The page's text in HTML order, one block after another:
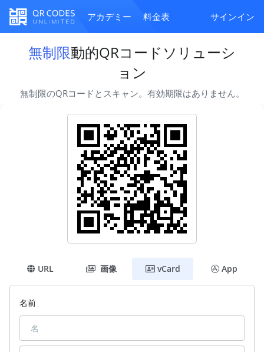
アカデミー 料金表 サインイン
無制限動的QRコードソリューシ
ョン
無制限のQRコードとスキャン。有効期限はありません。
URL 画像 vCard App
名前